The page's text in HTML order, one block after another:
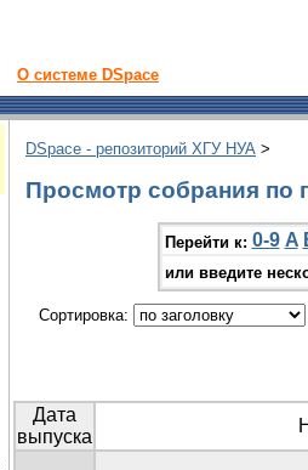
О системе DSpace
DSpace - репозиторий ХГУ НУА >
Просмотр собрания по
Перейти к: 0-9 A
или введите
Сортировка:
Дата
выпуска